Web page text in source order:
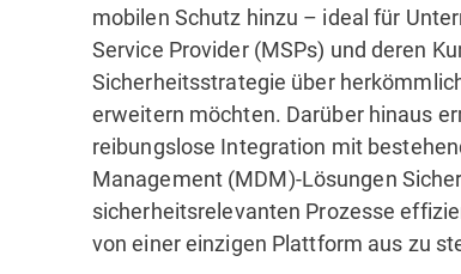
mobilen Schutz hinzu – ideal für
Service Provider (MSPs) und deren
Sicherheitsstrategie über
erweitern möchten. Darüber hinaus
reibungslose Integration mit
Management (MDM)-Lösungen
sicherheitsrelevanten Prozesse
von einer einzigen Plattform aus zu